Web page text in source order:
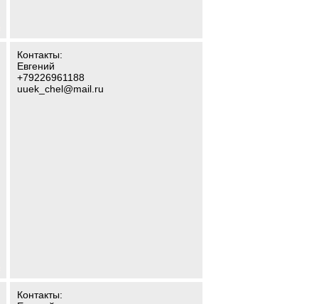
Контакты:
Евгений
+79226961188
uuek_chel@mail.ru
Контакты: